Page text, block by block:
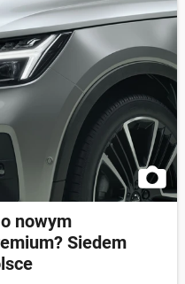
nowym
Siedem